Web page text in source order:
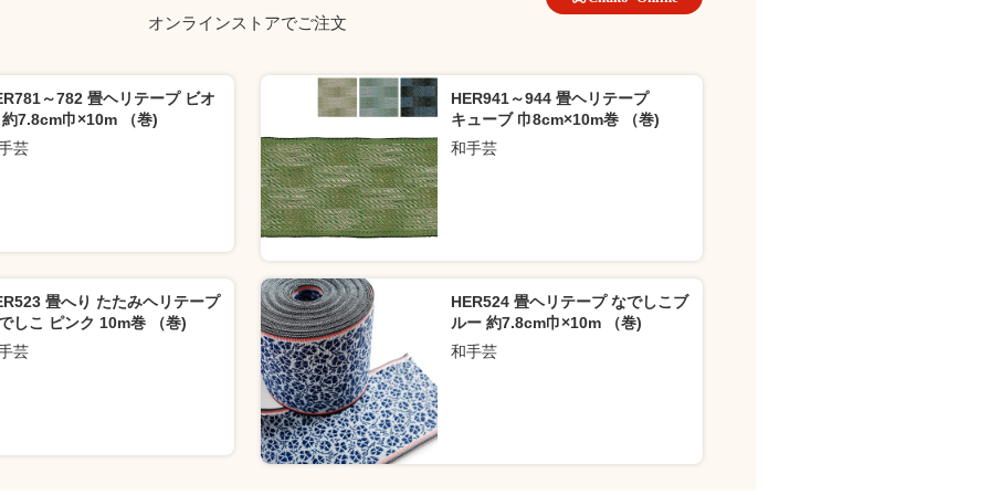
オンラインストアでご注文
～782 畳ヘリテープ ビオ
7.8cm巾×10m （巻)
芸
HER941～944 畳ヘリテープ
キューブ 巾8cm×10m巻 （巻)
和手芸
畳へり たたみヘリテープ
しこ ピンク 10m巻 （巻)
芸
HER524 畳ヘリテープ なでしこブ
ルー 約7.8cm巾×10m （巻)
和手芸